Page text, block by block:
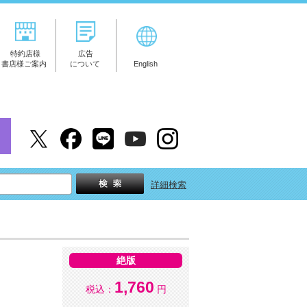
特約店様
書店様ご案内
広告
について
English
詳細検索
絶版
税込： 1,760 円